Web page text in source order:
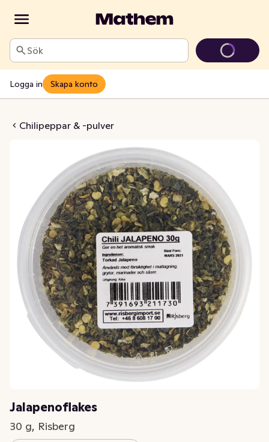
Sök
Logga in Skapa konto
Chilipeppar & -pulver
Jalapenoflakes
30 g, Risberg